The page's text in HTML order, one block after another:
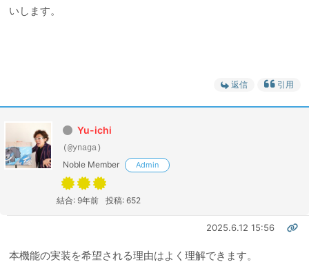
いします。
返信 引用
Yu-ichi
(@ynaga)
Noble Member Admin
結合: 9年前 投稿: 652
2025.6.12 15:56
本機能の実装を希望される理由はよく理解できます。